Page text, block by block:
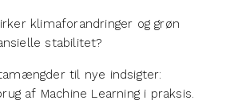
klimaforandringer og grøn
stabilitet?
til nye indsigter:
af Machine Learning i praksis.